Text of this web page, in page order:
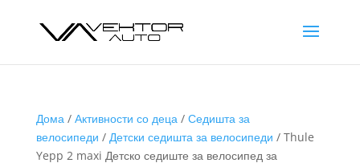
Дома/ Активности со деца/ Седишта за
велосипеди / Детски седишта за велосипеди / Thule
Yepp 2 maxi Детско седиште за велосипед за